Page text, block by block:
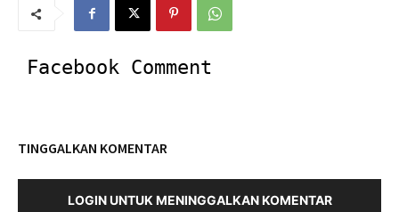
Facebook Comment
TINGGALKAN KOMENTAR
LOGIN UNTUK MENINGGALKAN KOMENTAR